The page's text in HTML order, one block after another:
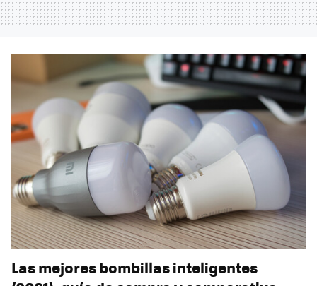
Las mejores bombillas inteligentes